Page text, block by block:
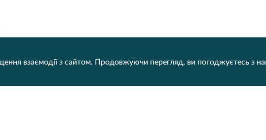
взаємодії з сайтом. Продовжуючи перегляд, ви погоджуєтесь з